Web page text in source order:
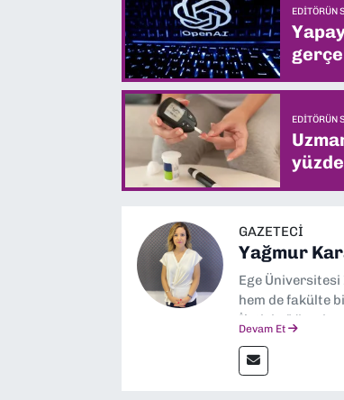
EDITÖRÜN
EDITÖRÜN
GAZETECI
Yağmur
Ege
hem de fakülte
İletişim” üzerine
“Haber
çalışmalar
Devam Et